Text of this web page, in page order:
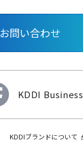
お問い合わせ
KDDI Business
KDDIブランドについて